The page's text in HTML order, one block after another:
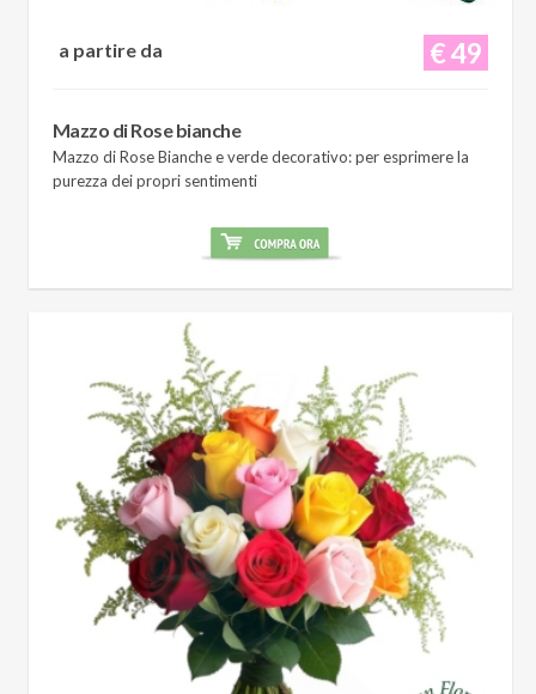
€ 49
a partire da
Mazzo di Rose bianche
Mazzo di Rose Bianche e verde decorativo: per esprimere la
purezza dei propri sentimenti